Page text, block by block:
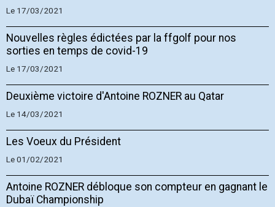
Le 17/03/2021
Nouvelles règles édictées par la ffgolf pour nos
sorties en temps de covid-19
Le 17/03/2021
Deuxième victoire d'Antoine ROZNER au Qatar
Le 14/03/2021
Les Voeux du Président
Le 01/02/2021
Antoine ROZNER débloque son compteur en gagnant le
Dubaï Championship